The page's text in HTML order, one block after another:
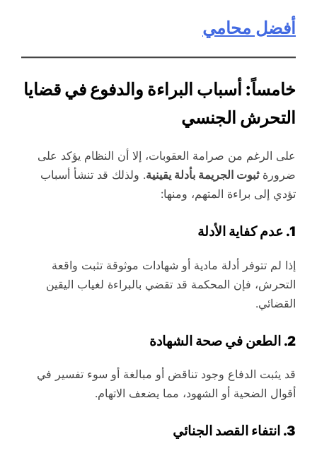
أفضل محامي
خامساً: أسباب البراءة والدفوع في قضايا
التحرش الجنسي
على الرغم من صرامة العقوبات، إلا أن النظام يؤكد على
ضرورةثبوت الجريمة بأدلة يقينية. ولذلك قد تنشأ أسباب
تؤدي إلى براءة المتهم، ومنها:
1. عدم كفاية الأدلة
إذا لم تتوفر أدلة مادية أو شهادات موثوقة تثبت واقعة
التحرش، فإن المحكمة قد تقضي بالبراءة لغياب اليقين
القضائي.
2. الطعن في صحة الشهادة
قد يثبت الدفاع وجود تناقض أو مبالغة أو سوء تفسير في
أقوال الضحية أو الشهود، مما يضعف الاتهام.
3. انتفاء القصد الجنائي